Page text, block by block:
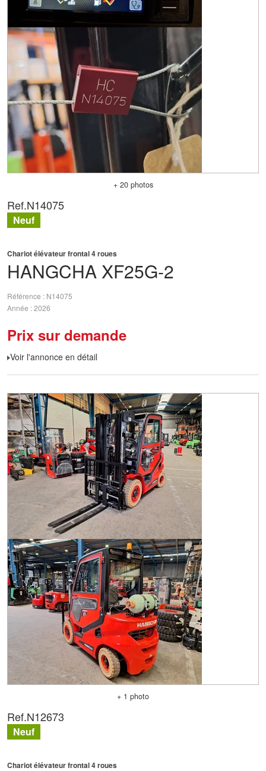
+ 20 photos
HANGCHA XF25G-2
Chariot élévateur frontal 4 roues
Référence
N14075
Année 2026
Prix sur demande
Voir l'annonce en détail
Ref.N14075
Neuf
+ 1 photo
Chariot élévateur frontal 4 roues
Ref.N12673
Neuf